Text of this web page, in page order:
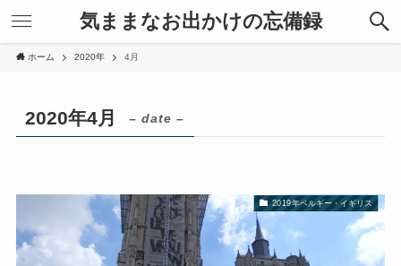
気ままなお出かけの忘備録
ホーム 2020年 4月
2020年4月 – date –
2019年ベルギー・イギリス